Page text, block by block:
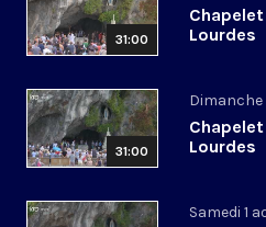
31:00
Lourdes
31:00
Dimanche
Lourdes
Samedi 1